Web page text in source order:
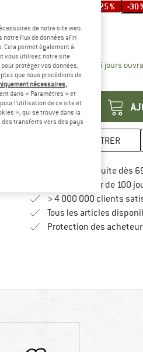
-25 % -30
0,5 l
Délai de livraison: 3-5 jours
Quantité:
ENREGISTRER
Livraison gratuite dès
Droit de retour de 100
> 4 000 000 clients
Tous les articles
Protection des
de notre site web.
notre flux de données afin
permet également à
vous utilisez notre site
protéger vos données,
que nous procédions de
nécessaires,
dans « Paramètres » et
l’utilisation de ce site et
», qui se trouve dans la
transferts vers des pays